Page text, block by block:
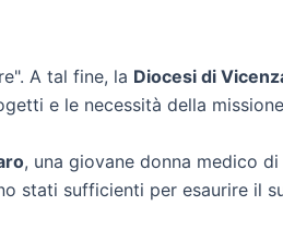
A tal fine, la Diocesi di
e le necessità della
, una giovane donna medico
stati sufficienti per esaurire il